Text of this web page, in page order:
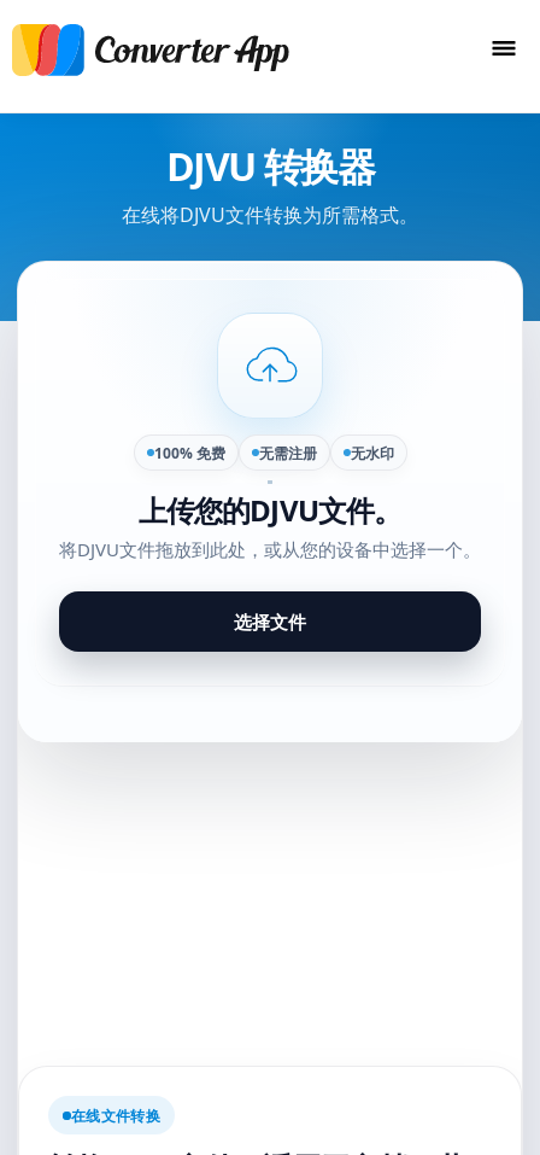
DJVU 转换器
在线将DJVU文件转换为所需格式。
100% 免费 无需注册 无水印
上传您的DJVU文件。
将DJVU文件拖放到此处，或从您的设备中选择一个。
选择文件
在线文件转换